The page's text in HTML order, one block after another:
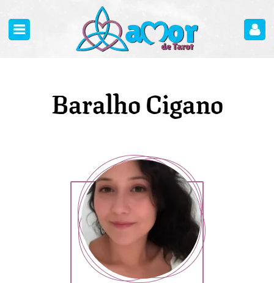
Baralho Cigano